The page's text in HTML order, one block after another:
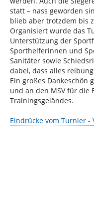
statt – nass geworden
blieb aber trotzdem bis
Organisiert wurde das
Unterstützung der
Sporthelferinnen und
Sanitäter sowie
dabei, dass alles
Ein großes Dankeschön
und an den MSV für die
Trainingsgeländes.
Eindrücke vom Turnier -